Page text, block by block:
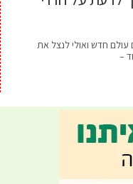
חדש ואולי לנצל את
–